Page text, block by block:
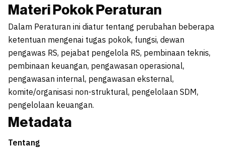
Materi Pokok Peraturan
Dalam Peraturan ini diatur tentang perubahan beberapa
ketentuan mengenai tugas pokok, fungsi, dewan
pengawas RS, pejabat pengelola RS, pembinaan teknis,
pembinaan keuangan, pengawasan operasional,
pengawasan internal, pengawasan eksternal,
komite/organisasi non-struktural, pengelolaan SDM,
pengelolaan keuangan.
Metadata
Tentang